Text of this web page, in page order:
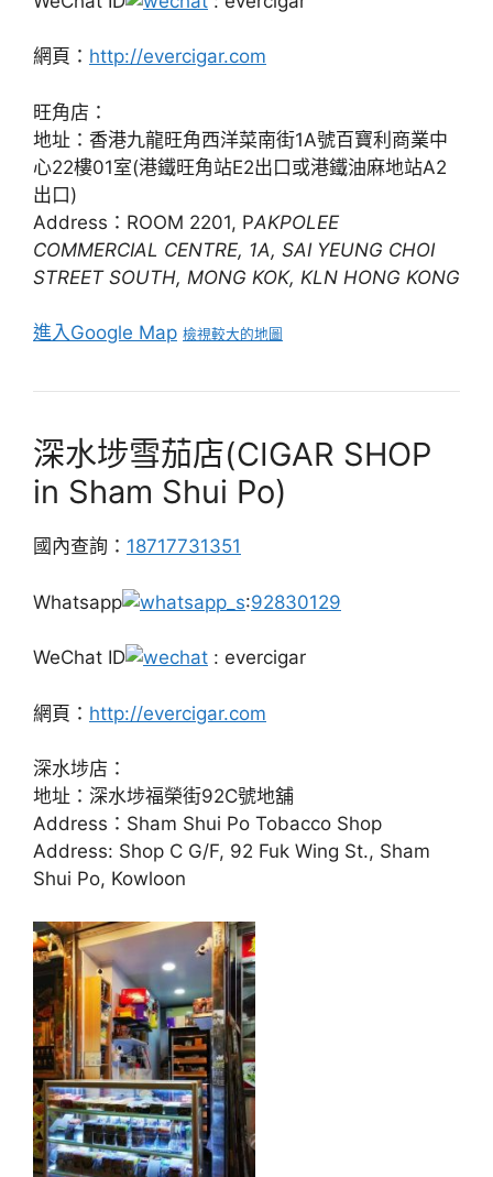
網頁： http://evercigar.com
旺角店：
地址：香港九龍旺角西洋菜南街1A號百寶利商業中
心22樓01室(港鐵旺角站E2出口或港鐵油麻地站A2
出口)
Address：ROOM 2201, PAKPOLEE
COMMERCIAL CENTRE, 1A, SAI YEUNG CHOI
STREET SOUTH, MONG KOK, KLN HONG KONG
進入Google Map 檢視較大的地圖
深水埗雪茄店(CIGAR SHOP
in Sham Shui Po)
國內查詢： 18717731351
Whatsapp :92830129
WeChat ID : evercigar
網頁： http://evercigar.com
深水埗店：
地址：深水埗福榮街92C號地舖
Address：Sham Shui Po Tobacco Shop
Address: Shop C G/F, 92 Fuk Wing St., Sham
Shui Po, Kowloon